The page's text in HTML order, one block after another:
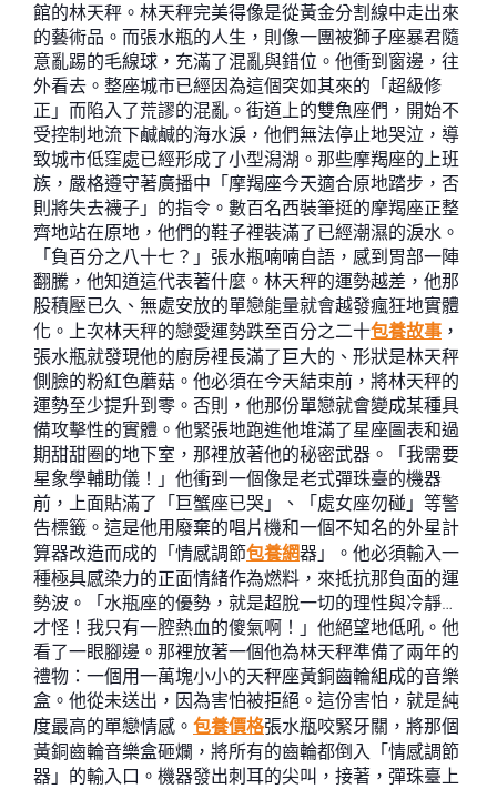
館的林天秤。林天秤完美得像是從黃金分割線中走出來
的藝術品。而張水瓶的人生，則像一團被獅子座暴君隨
意亂踢的毛線球，充滿了混亂與錯位。他衝到窗邊，往
外看去。整座城市已經因為這個突如其來的「超級修
正」而陷入了荒謬的混亂。街道上的雙魚座們，開始不
受控制地流下鹹鹹的海水淚，他們無法停止地哭泣，導
致城市低窪處已經形成了小型潟湖。那些摩羯座的上班
族，嚴格遵守著廣播中「摩羯座今天適合原地踏步，否
則將失去襪子」的指令。數百名西裝筆挺的摩羯座正整
齊地站在原地，他們的鞋子裡裝滿了已經潮濕的淚水。
「負百分之八十七？」張水瓶喃喃自語，感到胃部一陣
翻騰，他知道這代表著什麼。林天秤的運勢越差，他那
股積壓已久、無處安放的單戀能量就會越發瘋狂地實體
化。上次林天秤的戀愛運勢跌至百分之二十包養故事 ，
張水瓶就發現他的廚房裡長滿了巨大的、形狀是林天秤
側臉的粉紅色蘑菇。他必須在今天結束前，將林天秤的
運勢至少提升到零。否則，他那份單戀就會變成某種具
備攻擊性的實體。他緊張地跑進他堆滿了星座圖表和過
期甜甜圈的地下室，那裡放著他的秘密武器。「我需要
星象學輔助儀！」他衝到一個像是老式彈珠臺的機器
前，上面貼滿了「巨蟹座已哭」、「處女座勿碰」等警
告標籤。這是他用廢棄的唱片機和一個不知名的外星計
算器改造而成的「情感調節包養網器」。他必須輸入一
種極具感染力的正面情緒作為燃料，來抵抗那負面的運
勢波。「水瓶座的優勢，就是超脫一切的理性與冷靜…
才怪！我只有一腔熱血的傻氣啊！」他絕望地低吼。他
看了一眼腳邊。那裡放著一個他為林天秤準備了兩年的
禮物：一個用一萬塊小小的天秤座黃銅齒輪組成的音樂
盒。他從未送出，因為害怕被拒絕。這份害怕，就是純
度最高的單戀情感。 包養價格張水瓶咬緊牙關，將那個
黃銅齒輪音樂盒砸爛，將所有的齒輪都倒入「情感調節
器」的輸入口。機器發出刺耳的尖叫，接著，彈珠臺上